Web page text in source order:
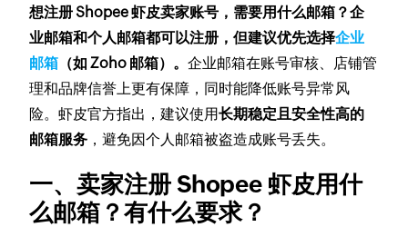
想注册 Shopee 虾皮卖家账号，需要用什么邮箱？企
业邮箱和个人邮箱都可以注册，但建议优先选择企业
邮箱 （如 Zoho 邮箱）。企业邮箱在账号审核、店铺管
理和品牌信誉上更有保障，同时能降低账号异常风
险。虾皮官方指出，建议使用长期稳定且安全性高的
邮箱服务 ，避免因个人邮箱被盗造成账号丢失。
一、卖家注册 Shopee 虾皮用什
么邮箱？有什么要求？